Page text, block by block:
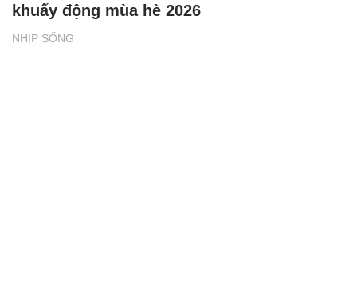
NHỊP SỐNG
khuấy động mùa hè 2026